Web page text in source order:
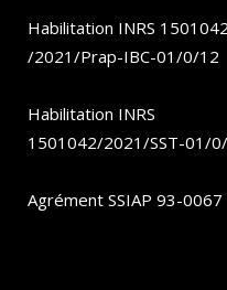
Habilitation INRS
/2021/Prap-IBC-01/0/12
Habilitation INRS
1501042/2021/SST-01/
Agrément SSIAP 93-0067